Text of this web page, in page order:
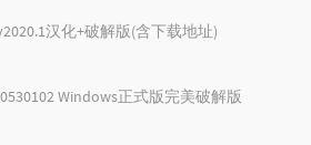
汉化+破解版(含下载地址)
Windows正式版完美破解版